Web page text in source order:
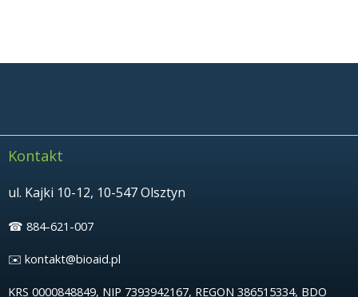
Kontakt
ul. Kajki 10-12, 10-547 Olsztyn
☎︎ 884-621-007
✉️ kontakt@bioaid.pl
KRS 0000848849, NIP 7393942167, REGON 386515334, BDO